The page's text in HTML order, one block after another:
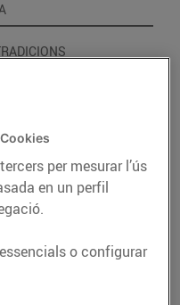
per mesurar l’ús
en un perfil
o configurar